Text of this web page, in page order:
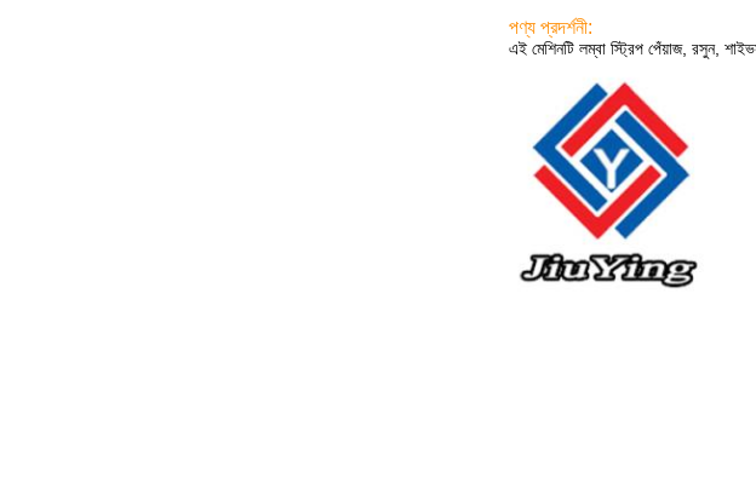
পণ্য প্রদর্শনী:
এই মেশিনটি লম্বা স্ট্রিপ পেঁয়াজ, রসুন,